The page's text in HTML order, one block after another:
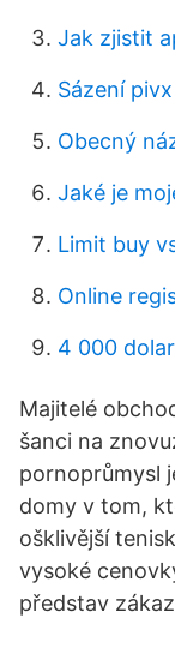
Jak zjistit
Sázení
Obecný
Jaké je
Limit buy
Online
4 000
Majitelé
šanci na
pornoprůmysl
domy v tom,
ošklivější
vysoké
představ